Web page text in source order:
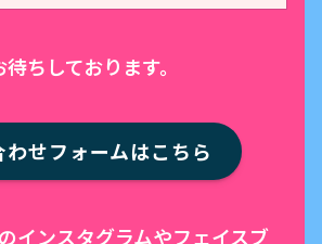
ちしております。
わせフォームはこちら
インスタグラムやフェイスブ